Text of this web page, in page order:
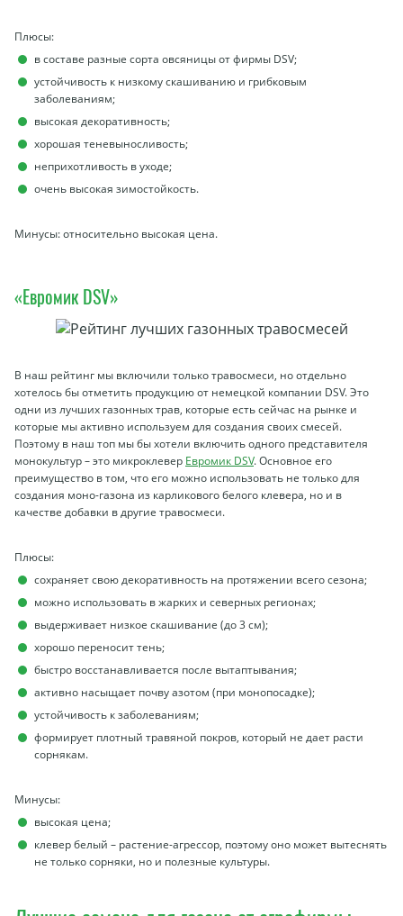
Плюсы:
в составе разные сорта овсяницы от фирмы DSV;
устойчивость к низкому скашиванию и грибковым
заболеваниям;
высокая декоративность;
хорошая теневыносливость;
неприхотливость в уходе;
очень высокая зимостойкость.
Минусы: относительно высокая цена.
«Евромик DSV»
В наш рейтинг мы включили только травосмеси, но отдельно
хотелось бы отметить продукцию от немецкой компании DSV. Это
одни из лучших газонных трав, которые есть сейчас на рынке и
которые мы активно используем для создания своих смесей.
Поэтому в наш топ мы бы хотели включить одного представителя
монокультур – это микроклевер Евромик DSV. Основное его
преимущество в том, что его можно использовать не только для
создания моно-газона из карликового белого клевера, но и в
качестве добавки в другие травосмеси.
Плюсы:
сохраняет свою декоративность на протяжении всего сезона;
можно использовать в жарких и северных регионах;
выдерживает низкое скашивание (до 3 см);
хорошо переносит тень;
быстро восстанавливается после вытаптывания;
активно насыщает почву азотом (при монопосадке);
устойчивость к заболеваниям;
формирует плотный травяной покров, который не дает расти
сорнякам.
Минусы:
высокая цена;
клевер белый – растение-агрессор, поэтому оно может вытеснять
не только сорняки, но и полезные культуры.